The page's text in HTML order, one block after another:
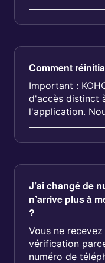
codes de v&...
Comment
Important :
d'accès distinct
l'application.
sécurité pour
J’ai changé de
n’arrive plus à
?
Vous ne
vérification
numéro de